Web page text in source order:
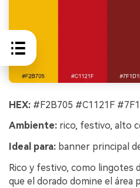
HEX: #F2B705 #C1121F
Ambiente: rico, festivo, alto
Ideal para: banner principal
Rico y festivo, como lingotes
que el dorado domine el área